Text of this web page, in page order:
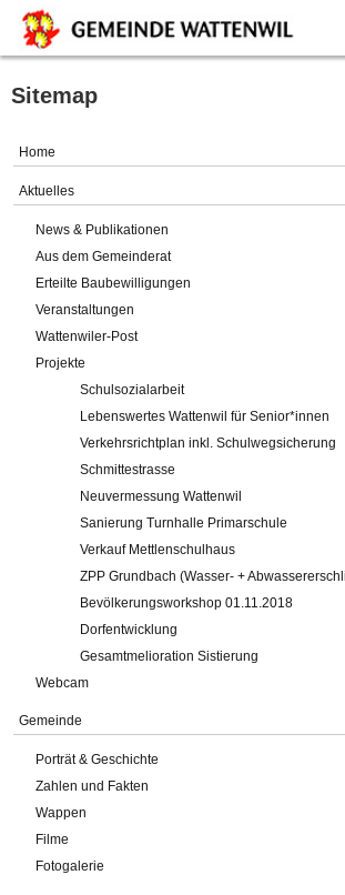
Home
Gemeinde
Verwaltung
Online-Service
Impressum
Sitemap
Home
Aktuelles
News & Publikationen
Aus dem Gemeinderat
Erteilte Baubewilligungen
Veranstaltungen
Wattenwiler-Post
Projekte
Schulsozialarbeit
Lebenswertes Wattenwil für Senior*innen
Verkehrsrichtplan inkl. Schulwegsicherung
Schmittestrasse
Neuvermessung Wattenwil
Sanierung Turnhalle Primarschule
Verkauf Mettlenschulhaus
ZPP Grundbach (Wasser- +
Bevölkerungsworkshop 01.11.2018
Dorfentwicklung
Gesamtmelioration Sistierung
Webcam
Gemeinde
Porträt & Geschichte
Zahlen und Fakten
Wappen
Filme
Fotogalerie